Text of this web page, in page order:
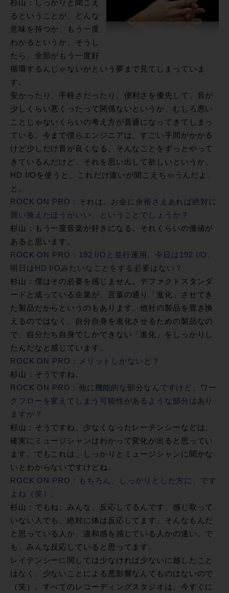
杉山：しっかりと聞こえ
るということが、どんな
意味を持つか、もう一度
わかるというか、そうし
たら、全部がもう一度好
循環するんじゃないかという夢まで見てしまっていま
す。
安かったり、手軽さだったり、便利さを優先して、音が
少しくらい悪くったって関係ないというか、むしろ悪い
ことじゃないくらいの考え方が普通になってきてしまっ
ている。今まで僕らエンジニアは、すごい手間がかかる
けど少しだけ音が良くなる、そんなことをずっとやって
きているんだけど、それを思い出して欲しいというか。
HD I/Oを使うと、これだけ違いが聞こえちゃうんだよ、
と。
ROCK ON PRO：それは、お金に余裕さえあれば絶対に
買い換えたほうがいい、ということでしょうか？
杉山：もう一度音楽が好きになる。それくらいの価値が
あると思います。
ROCK ON PRO：192 I/Oと並行運用、今日は192 I/O、
明日はHD I/Oみたいなことをする必要はない？
杉山：僕はその必要を感じません。デファクトスタンダ
ードと成っている企業が、言葉の通り「進化」させてき
た製品だからというのもあります。他社の製品を置き換
えるのではなく、自分自身を進化させるための製品なの
で、自分たち自身でしかできない「進化」をしっかりし
たんだなと感じています。
ROCK ON PRO：メリットしかないと？
杉山：そうですね。
ROCK ON PRO：他に機能的な部分なんですけど、ワー
クフローを変えてしまう可能性があるような部分はあり
ますか？
杉山：そうですね、少なくなったレーテンシーなどは、
確実にミュージシャンはわかって変化が出ると思ってい
ます。でもこれは、しっかりとミュージシャンに聞かな
いとわからないですけどね。
ROCK ON PRO：もちろん、しっかりとした方に、です
よね（笑）。
杉山：でもね、みんな、反応してるんです。感じ取って
いない人でも、絶対に体は反応してます。そんなもんだ
と思っている人か、違和感を感じている人かの違い。で
も、みんな反応していると思ってます。
レイテンシーに関しては少なければ少ないに越したこと
はなく、少ないことによる悪影響なんてものはないので
（笑）。すべてのレコーディングスタジオは、今すぐに